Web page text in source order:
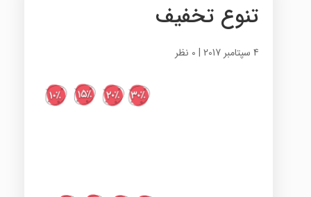
تنوع تخفیف
4 سپتامبر 2017 | 0 نظر